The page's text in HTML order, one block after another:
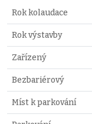
Rok kolaudace
Rok výstavby
Zařízený
Bezbariérový
Míst k parkování